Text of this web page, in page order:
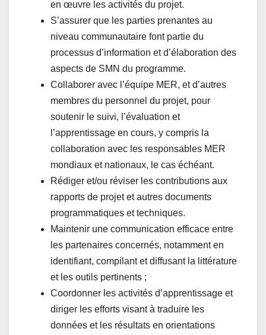
en œuvre les activités du projet.
S’assurer que les parties prenantes au
niveau communautaire font partie du
processus d’information et d’élaboration des
aspects de SMN du programme.
Collaborer avec l’équipe MER, et d’autres
membres du personnel du projet, pour
soutenir le suivi, l’évaluation et
l’apprentissage en cours, y compris la
collaboration avec les responsables MER
mondiaux et nationaux, le cas échéant.
Rédiger et/ou réviser les contributions aux
rapports de projet et autres documents
programmatiques et techniques.
Maintenir une communication efficace entre
les partenaires concernés, notamment en
identifiant, compilant et diffusant la littérature
et les outils pertinents ;
Coordonner les activités d’apprentissage et
diriger les efforts visant à traduire les
données et les résultats en orientations